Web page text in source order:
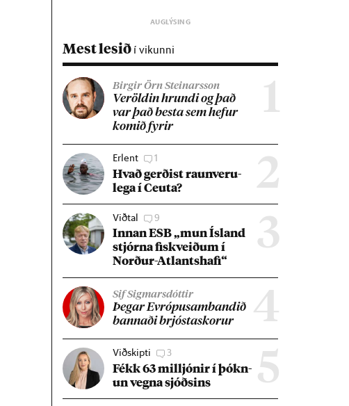
Mest lesið í vikunni
1
Birgir Örn Steinarsson
Ver­öld­in hrundi og það
var það besta sem hef­ur
kom­ið fyr­ir
2
Erlent 1
Hvað gerð­ist raun­veru­
lega í Ceuta?
3
Viðtal 9
Inn­an ESB „mun Ís­land
stjórna fisk­veið­um í
Norð­ur-Atlants­hafi“
4
Sif Sigmarsdóttir
Þeg­ar Evr­ópu­sam­band­ið
bann­aði brjósta­skor­ur
5
Viðskipti 3
Fékk 63 millj­ón­ir í þókn­
un vegna sjóðs­ins